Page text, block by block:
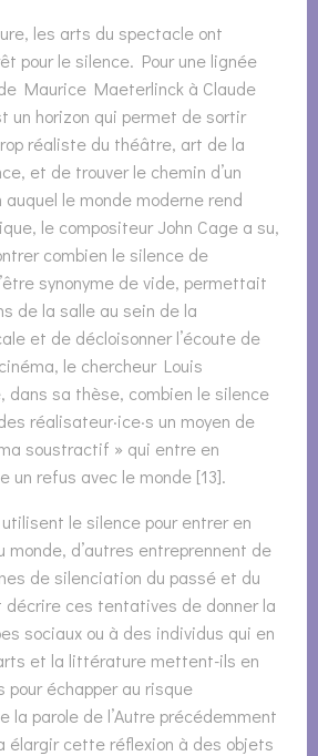
les arts du spectacle ont
pour le silence. Pour une lignée
Maurice Maeterlinck à Claude
un horizon qui permet de sortir
réaliste du théâtre, art de la
et de trouver le chemin d’un
le monde moderne rend
le compositeur John Cage a su,
combien le silence de
synonyme de vide, permettait
de la salle au sein de la
et de décloisonner l’écoute de
le chercheur Louis
dans sa thèse, combien le silence
réalisateur·ice·s un moyen de
soustractif » qui entre en
un refus avec le monde [13].
le silence pour entrer en
d’autres entreprennent de
de silenciation du passé et du
décrire ces tentatives de donner la
sociaux ou à des individus qui en
et la littérature mettent-ils en
échapper au risque
la parole de l’Autre précédemment
élargir cette réflexion à des objets